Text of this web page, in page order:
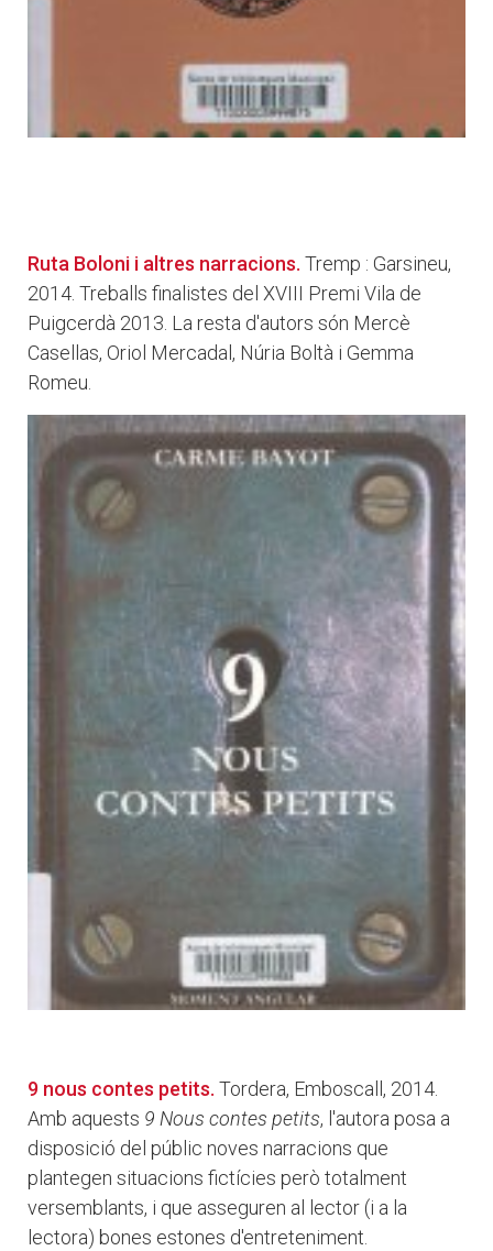
Ruta Boloni i altres narracions. Tremp : Garsineu,
2014. Treballs finalistes del XVIII Premi Vila de
Puigcerdà 2013. La resta d'autors són Mercè
Casellas, Oriol Mercadal, Núria Boltà i Gemma
Romeu.
9 nous contes petits. Tordera, Emboscall, 2014.
Amb aquests 9 Nous contes petits, l'autora posa a
disposició del públic noves narracions que
plantegen situacions fictícies però totalment
versemblants, i que asseguren al lector (i a la
lectora) bones estones d'entreteniment.